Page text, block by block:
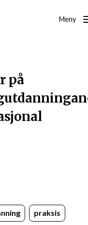
Meny
på
praksis